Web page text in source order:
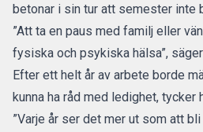
betonar i sin tur att semester inte
”Att ta en paus med familj eller
fysiska och psykiska hälsa”,
Efter ett helt år av arbete borde
kunna ha råd med ledighet, tycker
”Varje år ser det mer ut som att